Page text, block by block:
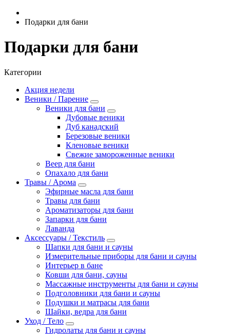
Подарки для бани
Подарки для бани
Категории
Акция недели
Веники / Парение
Веники для бани
Дубовые веники
Дуб канадский
Березовые веники
Кленовые веники
Свежие замороженные веники
Веер для бани
Опахало для бани
Травы / Арома
Эфирные масла для бани
Травы для бани
Ароматизаторы для бани
Запарки для бани
Лаванда
Аксессуары / Текстиль
Шапки для бани и сауны
Измерительные приборы для бани и сауны
Интерьер в бане
Ковши для бани, сауны
Массажные инструменты для бани и сауны
Подголовники для бани и сауны
Подушки и матрасы для бани
Шайки, ведра для бани
Уход / Тело
Гидролаты для бани и сауны